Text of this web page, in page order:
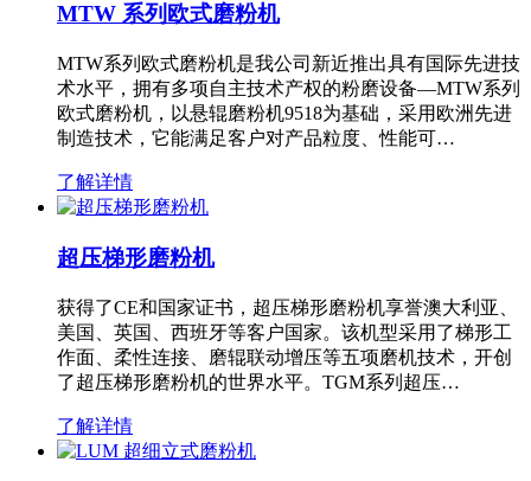
MTW 系列欧式磨粉机
MTW系列欧式磨粉机是我公司新近推出具有国际先进技
术水平，拥有多项自主技术产权的粉磨设备—MTW系列
欧式磨粉机，以悬辊磨粉机9518为基础，采用欧洲先进
制造技术，它能满足客户对产品粒度、性能可…
了解详情
超压梯形磨粉机
获得了CE和国家证书，超压梯形磨粉机享誉澳大利亚、
美国、英国、西班牙等客户国家。该机型采用了梯形工
作面、柔性连接、磨辊联动增压等五项磨机技术，开创
了超压梯形磨粉机的世界水平。TGM系列超压…
了解详情